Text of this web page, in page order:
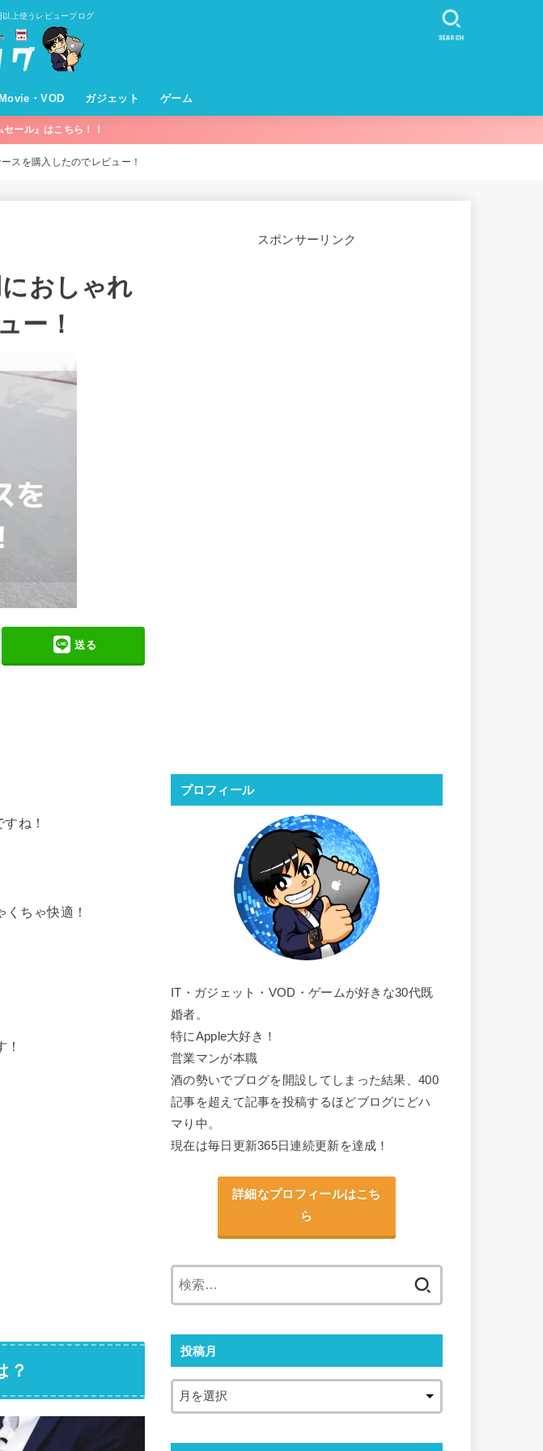
上使うレビューブログ
リー
ペーン
ものまとめ
Movie・VOD ガジェット
モバイルバッテリー
充電器
ケーブル
オーディオ(スピーカー・イヤホ
ン)
ホームシアター
VODデバイス
WiFi
パソコン関係
家電
その他
ゲーム
SEARCH
ール』はこちら！！
スを購入したのでレビュー！
おしゃれ
ー！
送る
ね！
ちゃ快適！
？
スポンサーリンク
プロフィール
IT・ガジェット・VOD・ゲームが好きな30代既
婚者。
特にApple大好き！
営業マンが本職
酒の勢いでブログを開設してしまった結果、400
記事を超えて記事を投稿するほどブログにどハ
マり中。
現在は毎日更新365日連続更新を達成！
詳細なプロフィールはこち
ら
投稿月